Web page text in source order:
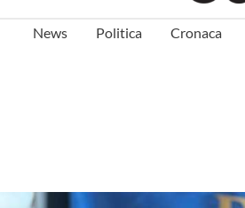
News Politica Cronaca